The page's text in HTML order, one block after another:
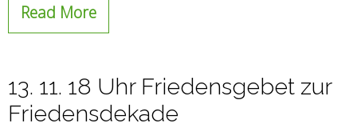
Read More
13. 11. 18 Uhr Friedensgebet zur
Friedensdekade